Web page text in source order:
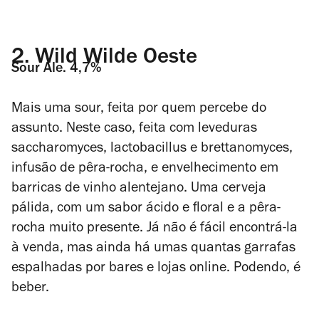
2. Wild Wilde Oeste
Sour Ale. 4,7%
Mais uma sour, feita por quem percebe do
assunto. Neste caso, feita com leveduras
saccharomyces, lactobacillus e brettanomyces,
infusão de pêra-rocha, e envelhecimento em
barricas de vinho alentejano. Uma cerveja
pálida, com um sabor ácido e floral e a pêra-
rocha muito presente. Já não é fácil encontrá-la
à venda, mas ainda há umas quantas garrafas
espalhadas por bares e lojas online. Podendo, é
beber.